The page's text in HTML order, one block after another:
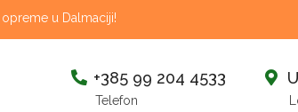
u Dalmaciji!
+385 99 204 4533
Telefon